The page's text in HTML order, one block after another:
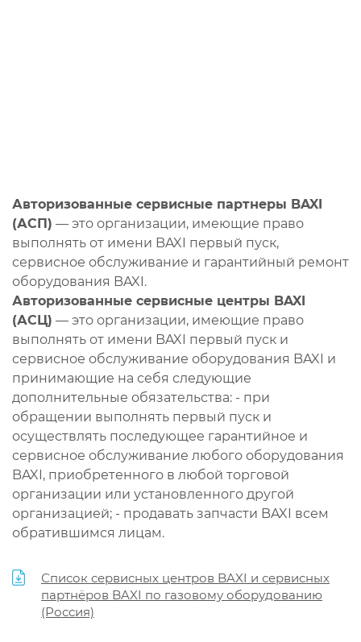
Авторизованные сервисные партнеры BAXI
(АСП) — это организации, имеющие право
выполнять от имени BAXI первый пуск,
сервисное обслуживание и гарантийный ремонт
оборудования BAXI.
Авторизованные сервисные центры BAXI
(АСЦ) — это организации, имеющие право
выполнять от имени BAXI первый пуск и
сервисное обслуживание оборудования BAXI и
принимающие на себя следующие
дополнительные обязательства: - при
обращении выполнять первый пуск и
осуществлять последующее гарантийное и
сервисное обслуживание любого оборудования
BAXI, приобретенного в любой торговой
организации или установленного другой
организацией; - продавать запчасти BAXI всем
обратившимся лицам.
Список сервисных центров BAXI и сервисных
партнёров BAXI по газовому оборудованию
(Россия)